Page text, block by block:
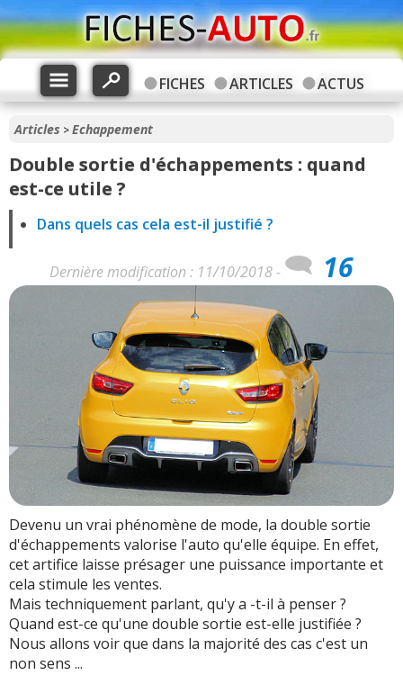
FICHES ARTICLES ACTUS
Articles >Echappement
Double sortie d'échappements : quand
est-ce utile ?
Dans quels cas cela est-il justifié ?
Dernière modification : 11/10/2018 - 16
Devenu un vrai phénomène de mode, la double sortie
d'échappements valorise l'auto qu'elle équipe. En effet,
cet artifice laisse présager une puissance importante et
cela stimule les ventes.
Mais techniquement parlant, qu'y a -t-il à penser ?
Quand est-ce qu'une double sortie est-elle justifiée ?
Nous allons voir que dans la majorité des cas c'est un
non sens ...